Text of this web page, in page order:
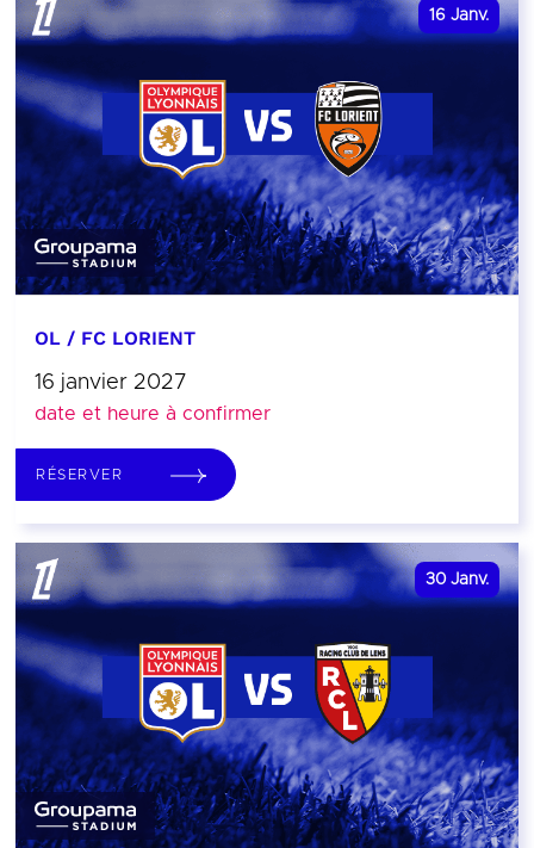
16 Janv.
OL / FC LORIENT
16 janvier 2027
date et heure à confirmer
RÉSERVER
30 Janv.